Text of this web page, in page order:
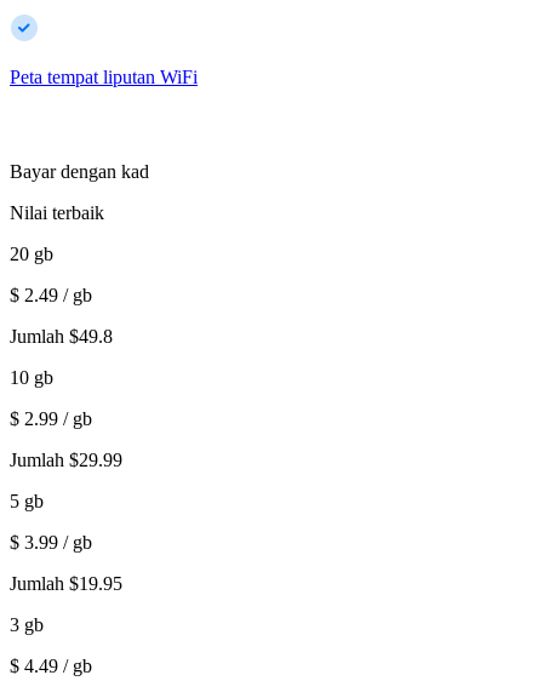
Peta tempat liputan WiFi
Bayar dengan kad
Nilai terbaik
20 gb
$ 2.49 / gb
Jumlah $49.8
10 gb
$ 2.99 / gb
Jumlah $29.99
5 gb
$ 3.99 / gb
Jumlah $19.95
3 gb
$ 4.49 / gb